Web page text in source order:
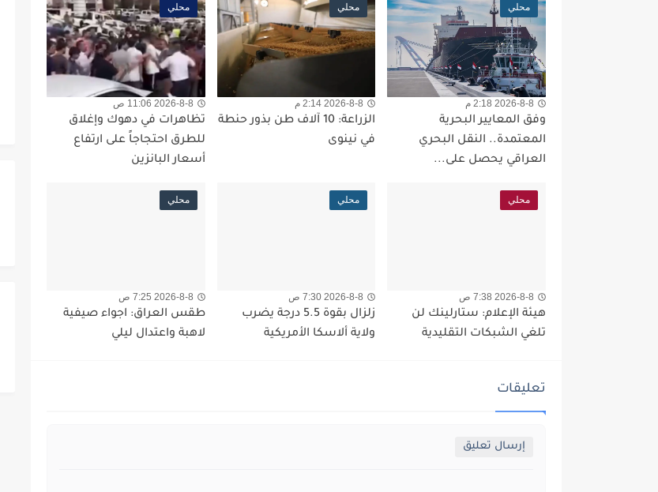
محلي
2026-8-8 2:18 م
وفق المعايير البحرية
المعتمدة.. النقل البحري
العراقي يحصل على...
محلي
2026-8-8 2:14 م
الزراعة: 10 آلاف طن بذور حنطة
في نينوى
محلي
2026-8-8 11:06 ص
تظاهرات في دهوك وإغلاق
للطرق احتجاجاً على ارتفاع
أسعار البانزين
محلي
2026-8-8 7:38 ص
هيئة الإعلام: ستارلينك لن
تلغي الشبكات التقليدية
محلي
2026-8-8 7:30 ص
زلزال بقوة 5.5 درجة يضرب
ولاية ألاسكا الأمريكية
محلي
2026-8-8 7:25 ص
طقس العراق: اجواء صيفية
لاهبة واعتدال ليلي
تعليقات
إرسال تعليق